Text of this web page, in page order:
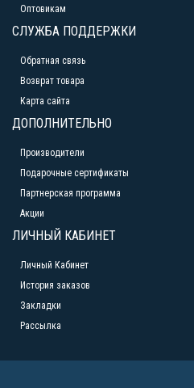
Оптовикам
СЛУЖБА ПОДДЕРЖКИ
Обратная связь
Возврат товара
Карта сайта
ДОПОЛНИТЕЛЬНО
Производители
Подарочные сертификаты
Партнерская программа
Акции
ЛИЧНЫЙ КАБИНЕТ
Личный Кабинет
История заказов
Закладки
Рассылка